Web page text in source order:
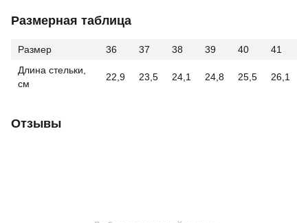
Размерная таблица
Размер 36 37 38 39 40
41
Длина стельки,
см
22,9 23,5 24,1 24,8 25,5 26,1
Отзывы